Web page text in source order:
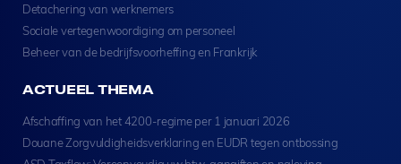
Detachering van werknemers
Sociale vertegenwoordiging om personeel
Beheer van de bedrijfsvoorheffing en Frankrijk
ACTUEEL THEMA
Afschaffing van het 4200-regime per 1 januari 2026
Douane Zorgvuldigheidsverklaring en EUDR tegen ontbossing